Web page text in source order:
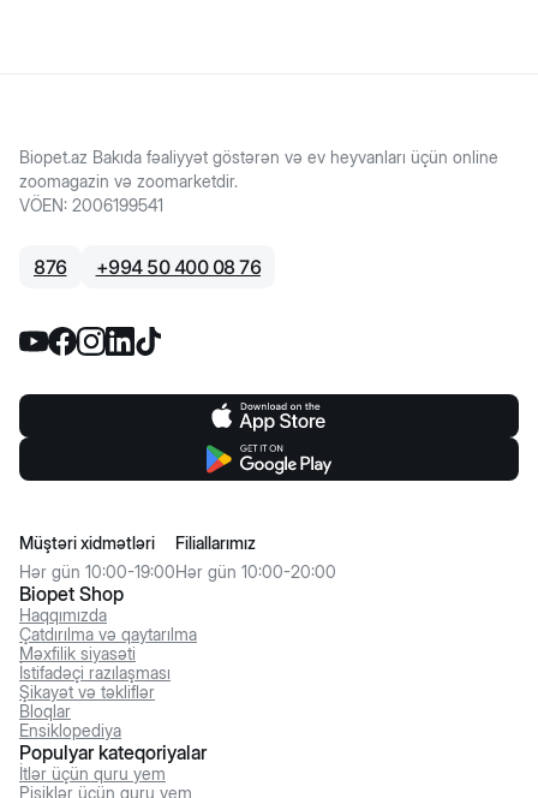
Biopet.az Bakıda fəaliyyət göstərən və ev heyvanları üçün online
zoomagazin və zoomarketdir.
VÖEN: 2006199541
876 +994 50 400 08 76
Biopet Shop
Haqqımızda
Çatdırılma və qaytarılma
Məxfilik siyasəti
İstifadəçi razılaşması
Şikayət və təkliflər
Bloqlar
Ensiklopediya
Müştəri xidmətləri
Hər gün 10:00-19:00
Filiallarımız
Hər gün 10:00-20:00
Populyar kateqoriyalar
İtlər üçün quru yem
Pişiklər üçün quru yem